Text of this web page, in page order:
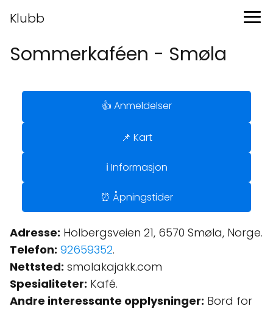
Klubb
Sommerkaféen - Smøla
👍 Anmeldelser
📌 Kart
ℹ️ Informasjon
⏰ Åpningstider
Adresse: Holbergsveien 21, 6570 Smøla, Norge.
Telefon: 92659352.
Nettsted: smolakajakk.com
Spesialiteter: Kafé.
Andre interessante opplysninger: Bord for